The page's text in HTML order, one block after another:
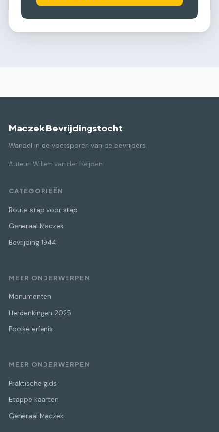
Maczek Bevrijdingstocht
Wandel in de voetsporen van de bevrijders.
Auteur: Willem van der Heijden
CATEGORIEËN
Route stap voor stap
Generaal Maczek
Bevrijding 1944
MEER ONDERWERPEN
Monumenten
Herdenkingen 2025
Poolse erfenis
MEER ONDERWERPEN
Praktische gids
Etappe kaarten
Generaal Maczek